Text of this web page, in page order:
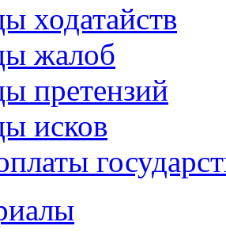
ходатайств
жалоб
претензий
исков